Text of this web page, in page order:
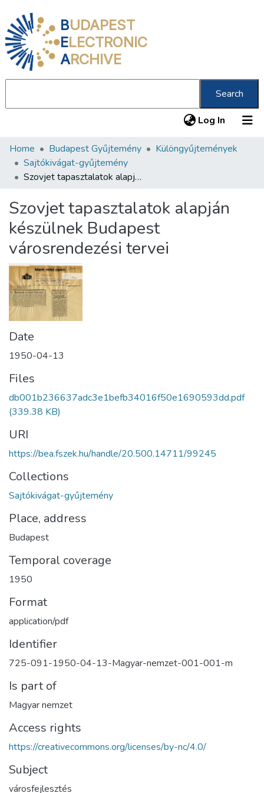
BUDAPEST
ELECTRONIC
ARCHIVE
Search
Log In (current)
Communities & Collections
All of DSpace
About us
Home Budapest Gyűjtemény
Különgyűjtemények
Sajtókivágat-gyűjtemény
Szovjet tapasztalatok alapján készülnek Budapest városrendezési tervei
Szovjet tapasztalatok alapján
készülnek Budapest
városrendezési tervei
Date
1950-04-13
Files
db001b236637adc3e1befb34016f50e1690593dd.pdf
(339.38 KB)
URI
https://bea.fszek.hu/handle/20.500.14711/99245
Collections
Sajtókivágat-gyűjtemény
Place, address
Budapest
Temporal coverage
1950
Format
application/pdf
Identifier
725-091-1950-04-13-Magyar-nemzet-001-001-m
Is part of
Magyar nemzet
Access rights
https://creativecommons.org/licenses/by-nc/4.0/
Subject
városfejlesztés